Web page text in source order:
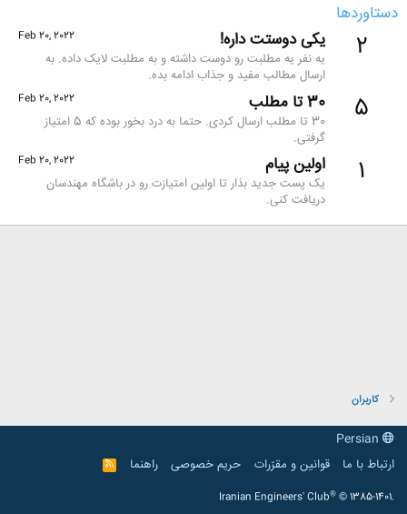
دستاوردها
2
Feb 20, 2022 یکی دوستت داره!
یه نفر یه مطلبت رو دوست داشته و به مطلبت لایک داده. به
ارسال مطالب مفید و جذاب ادامه بده.
5
Feb 20, 2022 30 تا مطلب
30 تا مطلب ارسال کردی. حتما به درد بخور بوده که 5 امتیاز
گرفتی.
1
Feb 20, 2022 اولین پیام
یک پست جدید بذار تا اولین امتیازت رو در باشگاه مهندسان
دریافت کنی.
کاربران
ارتباط با ما
قوانین و مقرّرات حریم خصوصی راهنما
R
S
Iranian Engineers' Club® © 1385-1401.